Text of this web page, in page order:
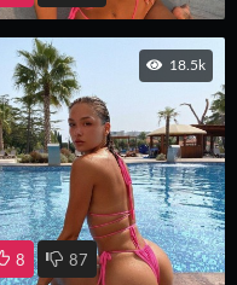
18.5k
8 87